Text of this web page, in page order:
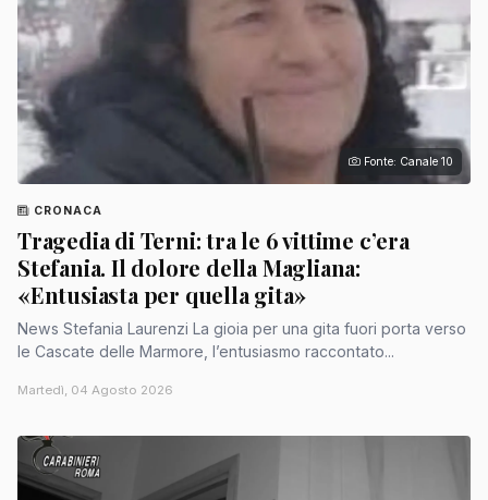
Fonte: Canale 10
CRONACA
Tragedia di Terni: tra le 6 vittime c’era
Stefania. Il dolore della Magliana:
«Entusiasta per quella gita»
News Stefania Laurenzi La gioia per una gita fuori porta verso
le Cascate delle Marmore, l’entusiasmo raccontato...
Martedì, 04 Agosto 2026